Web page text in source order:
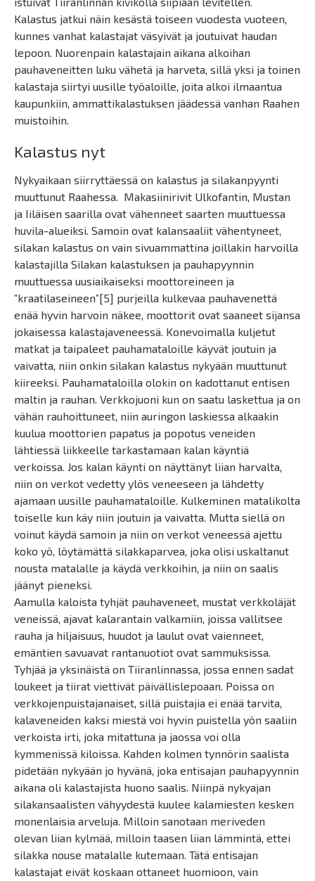
Kalastus jatkui näin kesästä toiseen vuodesta vuoteen,
kunnes vanhat kalastajat väsyivät ja joutuivat haudan
lepoon. Nuorenpain kalastajain aikana alkoihan
pauhaveneitten luku vähetä ja harveta, sillä yksi ja toinen
kalastaja siirtyi uusille työaloille, joita alkoi ilmaantua
kaupunkiin, ammattikalastuksen jäädessä vanhan Raahen
muistoihin.
Kalastus nyt
Nykyaikaan siirryttäessä on kalastus ja silakanpyynti
muuttunut Raahessa. Makasiinirivit Ulkofantin, Mustan
ja Iiläisen saarilla ovat vähenneet saarten muuttuessa
huvila-alueiksi. Samoin ovat kalansaaliit vähentyneet,
silakan kalastus on vain sivuammattina joillakin harvoilla
kalastajilla Silakan kalastuksen ja pauhapyynnin
muuttuessa uusiaikaiseksi moottoreineen ja
”kraatilaseineen”[5] purjeilla kulkevaa pauhavenettä
enää hyvin harvoin näkee, moottorit ovat saaneet sijansa
jokaisessa kalastajaveneessä. Konevoimalla kuljetut
matkat ja taipaleet pauhamataloille käyvät joutuin ja
vaivatta, niin onkin silakan kalastus nykyään muuttunut
kiireeksi. Pauhamataloilla olokin on kadottanut entisen
maltin ja rauhan. Verkkojuoni kun on saatu laskettua ja on
vähän rauhoittuneet, niin auringon laskiessa alkaakin
kuulua moottorien papatus ja popotus veneiden
lähtiessä liikkeelle tarkastamaan kalan käyntiä
verkoissa. Jos kalan käynti on näyttänyt liian harvalta,
niin on verkot vedetty ylös veneeseen ja lähdetty
ajamaan uusille pauhamataloille. Kulkeminen matalikolta
toiselle kun käy niin joutuin ja vaivatta. Mutta siellä on
voinut käydä samoin ja niin on verkot veneessä ajettu
koko yö, löytämättä silakkaparvea, joka olisi uskaltanut
nousta matalalle ja käydä verkkoihin, ja niin on saalis
jäänyt pieneksi.
Aamulla kaloista tyhjät pauhaveneet, mustat verkkoläjät
veneissä, ajavat kalarantain valkamiin, joissa vallitsee
rauha ja hiljaisuus, huudot ja laulut ovat vaienneet,
emäntien savuavat rantanuotiot ovat sammuksissa.
Tyhjää ja yksinäistä on Tiiranlinnassa, jossa ennen sadat
loukeet ja tiirat viettivät päivällislepoaan. Poissa on
verkkojenpuistajanaiset, sillä puistajia ei enää tarvita,
kalaveneiden kaksi miestä voi hyvin puistella yön saaliin
verkoista irti, joka mitattuna ja jaossa voi olla
kymmenissä kiloissa. Kahden kolmen tynnörin saalista
pidetään nykyään jo hyvänä, joka entisajan pauhapyynnin
aikana oli kalastajista huono saalis. Niinpä nykyajan
silakansaalisten vähyydestä kuulee kalamiesten kesken
monenlaisia arveluja. Milloin sanotaan meriveden
olevan liian kylmää, milloin taasen liian lämmintä, ettei
silakka nouse matalalle kutemaan. Tätä entisajan
kalastajat eivät koskaan ottaneet huomioon, vain